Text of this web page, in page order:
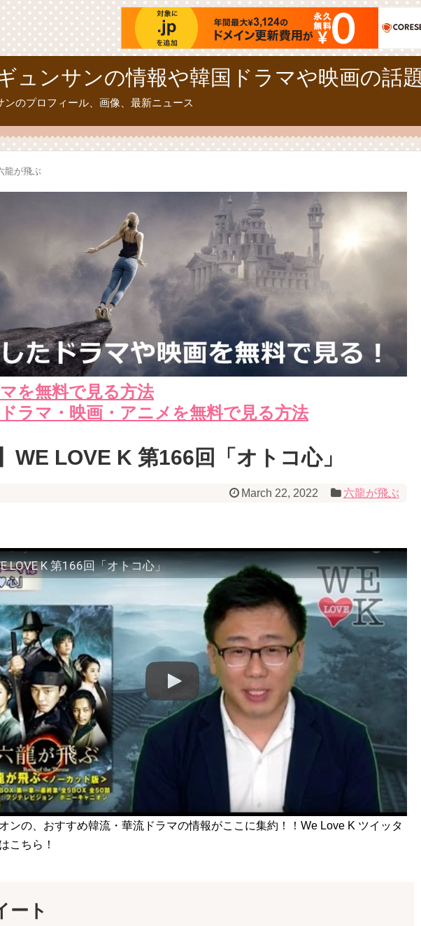
ュンサンの情報や韓国ドラマや映画の話
ンのプロフィール、画像、最新ニュース
龍が飛ぶ
を無料で見る方法
ラマ・映画・アニメを無料で見る方法
WE LOVE K 第166回「オトコ心」
March 22, 2022 六龍が飛ぶ
LOVE K 第166回「オトコ心」
ンの、おすすめ韓流・華流ドラマの情報がここに集約！！We Love K ツイッタ
こちら！
ート